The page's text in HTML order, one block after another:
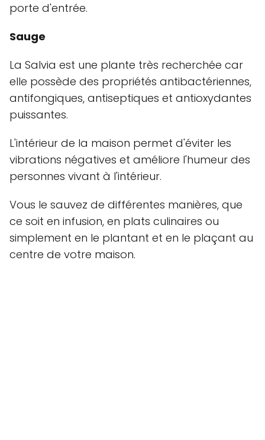
porte d'entrée.
Sauge
La Salvia est une plante très recherchée car
elle possède des propriétés antibactériennes,
antifongiques, antiseptiques et antioxydantes
puissantes.
L'intérieur de la maison permet d'éviter les
vibrations négatives et améliore l'humeur des
personnes vivant à l'intérieur.
Vous le sauvez de différentes manières, que
ce soit en infusion, en plats culinaires ou
simplement en le plantant et en le plaçant au
centre de votre maison.